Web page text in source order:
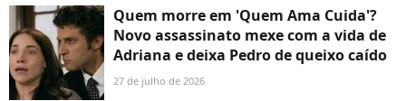
Quem morre em 'Quem Ama Cuida'?
Novo assassinato mexe com a vida de
Adriana e deixa Pedro de queixo caído
27 de julho de 2026